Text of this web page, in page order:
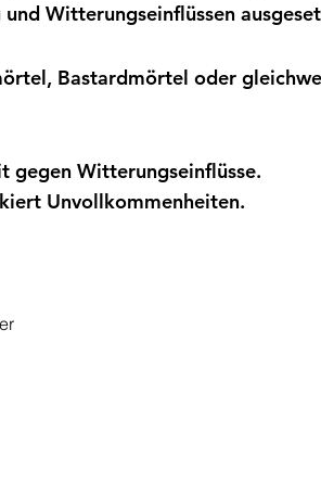
Witterungseinflüssen
Bastardmörtel oder
gegen Witterungseinflüsse.
Unvollkommenheiten.